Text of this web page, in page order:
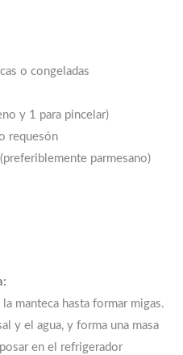
o congeladas
y 1 para pincelar)
requesón
parmesano)
manteca hasta formar migas.
y el agua, y forma una masa
en el refrigerador